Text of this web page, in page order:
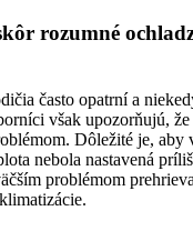
rozumné
často opatrní a
však upozorňujú, že
Dôležité je, aby
nebola nastavená
problémom